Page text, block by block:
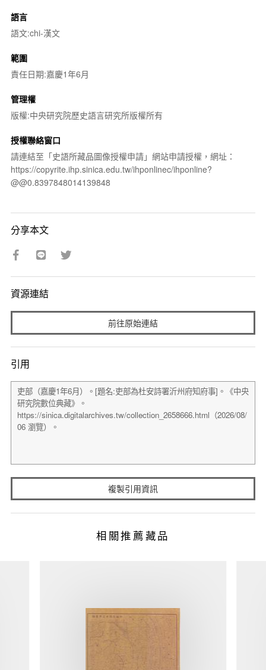
語言
語文:chi-漢文
範圍
責任日期:嘉慶1年6月
管理權
版權:中央研究院歷史語言研究所版權所有
授權聯絡窗口
請連結至「史語所藏品圖像授權申請」網站申請授權，網址：
https://copyrite.ihp.sinica.edu.tw/ihponlinec/ihponline?
@@0.8397848014139848
分享本文
資源連結
前往原始連結
引用
複製引用資訊
相關推薦藏品